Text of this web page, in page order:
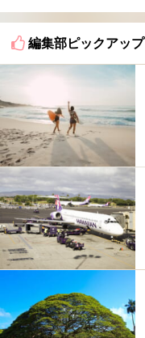
編集部ピックアップ